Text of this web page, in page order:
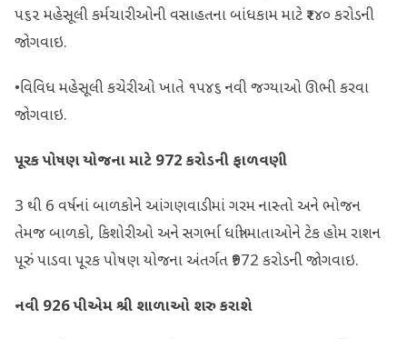
પ૬૨ મહેસૂલી કર્મચારીઓની વસાહતના બાંધકામ માટે ₹૨૪૦ કરોડની
જોગવાઇ.
•વિવિધ મહેસૂલી કચેરીઓ ખાતે ૧૫૪૬ નવી જગ્યાઓ ઊભી કરવા
જોગવાઇ.
પૂરક પોષણ યોજના માટે 972 કરોડની ફાળવણી
3 થી 6 વર્ષનાં બાળકોને આંગણવાડીમાં ગરમ નાસ્તો અને ભોજન
તેમજ બાળકો, કિશોરીઓ અને સગર્ભા ધાત્રી માતાઓને ટેક હોમ રાશન
પૂરું પાડવા પૂરક પોષણ યોજના અંતર્ગત ₹972 કરોડની જોગવાઇ.
નવી 926પીએમ શ્રી શાળાઓ શરુ કરાશે